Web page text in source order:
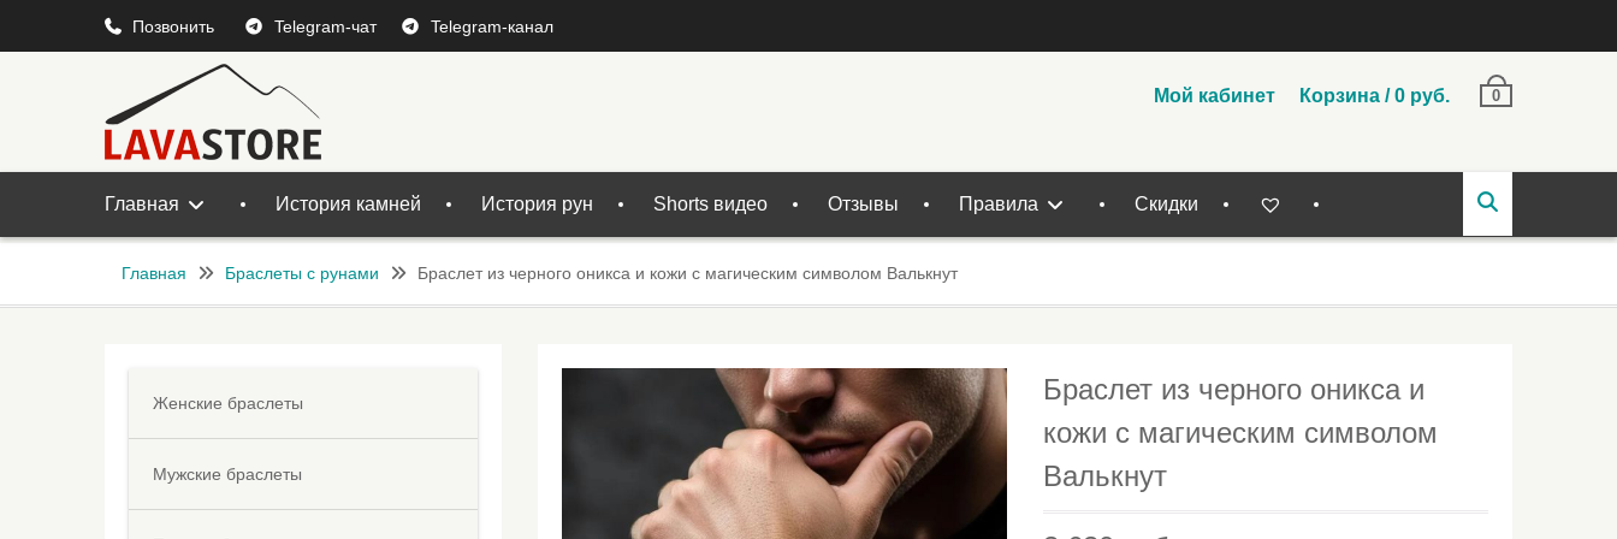
Позвонить Telegram-чат Telegram-канал
Мой кабинет Корзина /0 руб. 0
Главная История камней История рун Shorts видео Отзывы Правила Скидки
Главная Браслеты с рунами Браслет из черного оникса и кожи с магическим символом Валькнут
Браслет из черного оникса и
кожи с магическим символом
Валькнут
Женские браслеты
Мужские браслеты